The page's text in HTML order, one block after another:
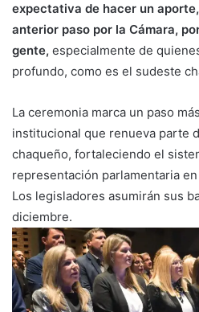
expectativa de hacer un
anterior paso por la Cámara,
gente, especialmente de
profundo, como es el sudeste
La ceremonia marca un paso
institucional que renueva parte
chaqueño, fortaleciendo el
representación parlamentaria
Los legisladores asumirán sus
diciembre.